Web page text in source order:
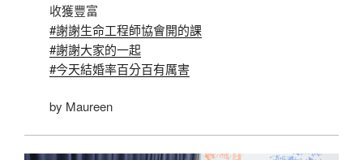
收獲豐富
#謝謝生命工程師協會開的課
#謝謝大家的一起
#今天結婚率百分百有厲害
by Maureen